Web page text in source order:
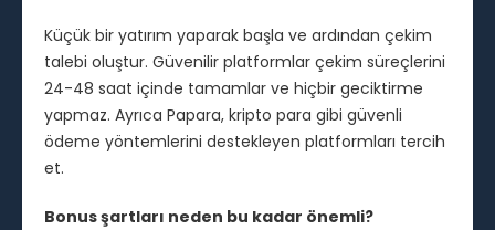
Küçük bir yatırım yaparak başla ve ardından çekim
talebi oluştur. Güvenilir platformlar çekim süreçlerini
24-48 saat içinde tamamlar ve hiçbir geciktirme
yapmaz. Ayrıca Papara, kripto para gibi güvenli
ödeme yöntemlerini destekleyen platformları tercih
et.
Bonus şartları neden bu kadar önemli?